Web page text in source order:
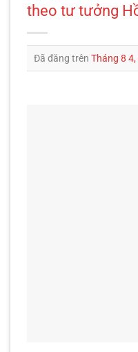
theo tư tưởng
Đã đăng trên Tháng 8